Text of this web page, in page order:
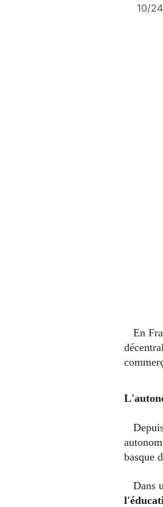
10/
basque